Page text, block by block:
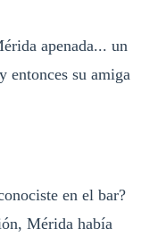
apenada... un
entonces su amiga
en el bar?
Mérida había